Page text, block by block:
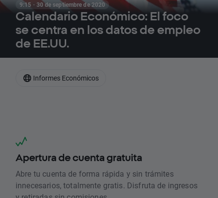
9:15 · 30 de septiembre de 2020
Calendario Económico: El foco
se centra en los datos de empleo
de EE.UU.
Apertura de cuenta gratuita
Abre tu cuenta de forma rápida y sin trámites
innecesarios, totalmente gratis. Disfruta de ingresos
Informes Económicos